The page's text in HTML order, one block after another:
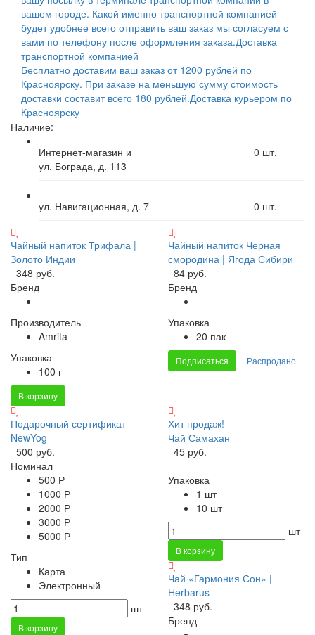
вашем городе. Какой именно транспортной компанией
будет удобнее всего отправить ваш заказ мы согласуем с
вами по телефону после оформления заказа.Доставка
транспортной компанией
Бесплатно доставим ваш заказ от 1200 рублей по
Красноярску. При заказе на меньшую сумму стоимость
доставки составит всего 180 рублей.Доставка курьером по
Красноярску
Наличие:
Интернет-магазин и
ул. Бограда, д. 113
0 шт.
ул. Навигационная, д. 7 0 шт.
Чайный напиток Трифала |
Золото Индии
348 руб.
Бренд
Производитель
Amrita
Упаковка
100 г
В корзину
Чайный напиток Черная
смородина | Ягода Сибири
84 руб.
Бренд
Упаковка
20 пак
Подписаться Распродано
Подарочный сертификат
NewYog
500 руб.
Номинал
500 Р
1000 Р
2000 Р
3000 Р
5000 Р
Тип
Карта
Электронный
шт
В корзину
Хит продаж!
Чай Самахан
45 руб.
Упаковка
1 шт
10 шт
шт
В корзину
Чай «Гармония Сон» |
Herbarus
348 руб.
Бренд